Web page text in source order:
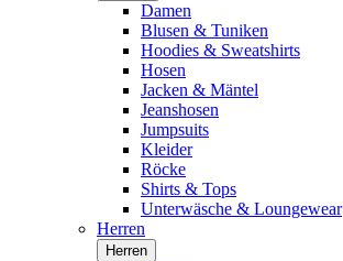
Damen
Blusen & Tuniken
Hoodies & Sweatshirts
Hosen
Jacken & Mäntel
Jeanshosen
Jumpsuits
Kleider
Röcke
Shirts & Tops
Unterwäsche & Loungewear
Herren
Herren